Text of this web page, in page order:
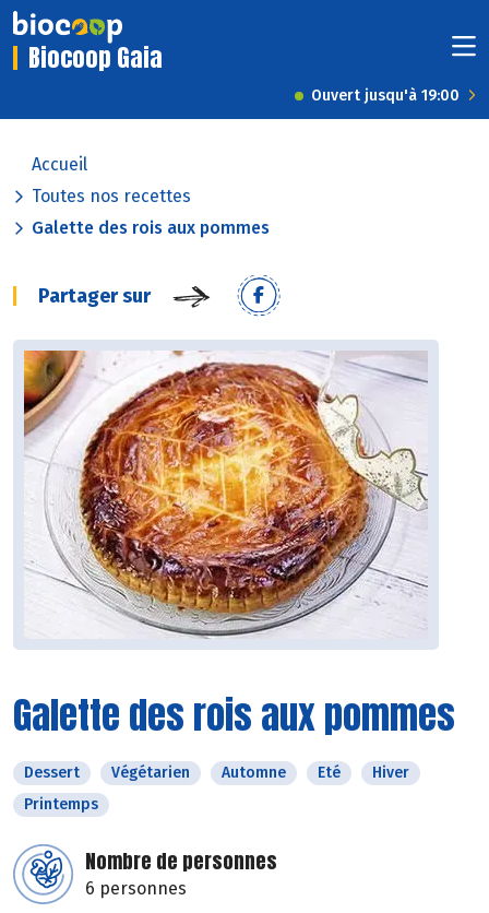
Biocoop Gaia
Ouvert jusqu'à 19:00
Accueil
Toutes nos recettes
Galette des rois aux pommes
Partager sur
Galette des rois aux pommes
Dessert Végétarien Automne Eté
Hiver
Printemps
Nombre de personnes
6 personnes